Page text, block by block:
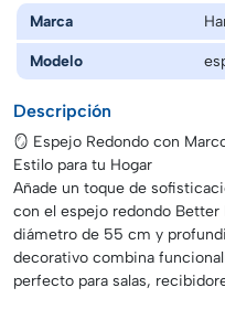
Marca
Modelo
Descripción
🪞 Espejo Redondo con
Estilo para tu Hogar
Añade un toque de
con el espejo redondo Better
diámetro de 55 cm y
decorativo combina
perfecto para salas,